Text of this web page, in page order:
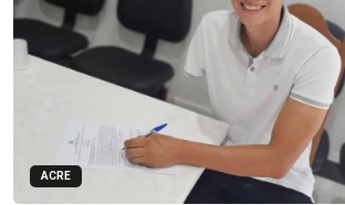
ACRE